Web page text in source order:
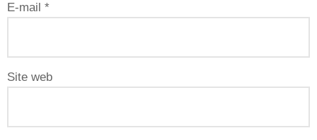
E-mail *
Site web